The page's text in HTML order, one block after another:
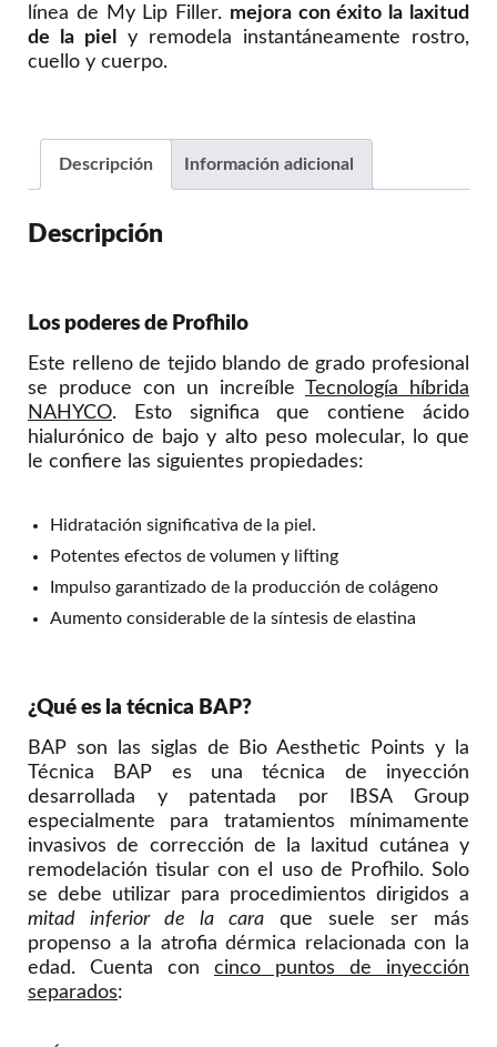
línea de My Lip Filler. mejora con éxito la laxitud
de la piel y remodela instantáneamente rostro,
cuello y cuerpo.
Descripción Información adicional
Descripción
Los poderes de Profhilo
Este relleno de tejido blando de grado profesional
se produce con un increíble Tecnología híbrida
NAHYCO. Esto significa que contiene ácido
hialurónico de bajo y alto peso molecular, lo que
le confiere las siguientes propiedades:
Hidratación significativa de la piel.
Potentes efectos de volumen y lifting
Impulso garantizado de la producción de colágeno
Aumento considerable de la síntesis de elastina
¿Qué es la técnica BAP?
BAP son las siglas de Bio Aesthetic Points y la
Técnica BAP es una técnica de inyección
desarrollada y patentada por IBSA Group
especialmente para tratamientos mínimamente
invasivos de corrección de la laxitud cutánea y
remodelación tisular con el uso de Profhilo. Solo
se debe utilizar para procedimientos dirigidos a
mitad inferior de la cara que suele ser más
propenso a la atrofia dérmica relacionada con la
edad. Cuenta con cinco puntos de inyección
separados: